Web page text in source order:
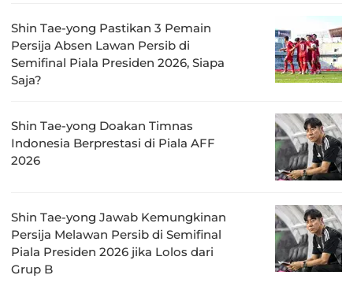
Shin Tae-yong Pastikan 3 Pemain
Persija Absen Lawan Persib di
Semifinal Piala Presiden 2026, Siapa
Saja?
Shin Tae-yong Doakan Timnas
Indonesia Berprestasi di Piala AFF
2026
Shin Tae-yong Jawab Kemungkinan
Persija Melawan Persib di Semifinal
Piala Presiden 2026 jika Lolos dari
Grup B